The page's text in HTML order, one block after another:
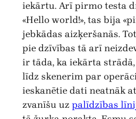
iekārtu. Arī pirmo testa
«Hello world!», tas bija
jebkādas aizķeršanās.
pie dzīvības tā arī
ir tāda, ka iekārta
līdz skenerim par
ieskanētie dati neatnāk
zvanīšu uz palīdzības